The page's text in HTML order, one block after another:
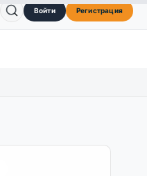
DogecoinDOGE0,0707 $↑2.40%
Войти Регистрация